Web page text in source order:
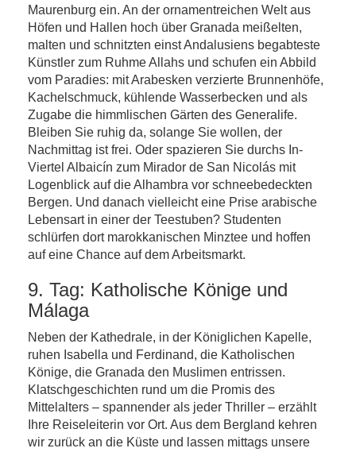
Maurenburg ein. An der ornamentreichen Welt aus
Höfen und Hallen hoch über Granada meißelten,
malten und schnitzten einst Andalusiens begabteste
Künstler zum Ruhme Allahs und schufen ein Abbild
vom Paradies: mit Arabesken verzierte Brunnenhöfe,
Kachelschmuck, kühlende Wasserbecken und als
Zugabe die himmlischen Gärten des Generalife.
Bleiben Sie ruhig da, solange Sie wollen, der
Nachmittag ist frei. Oder spazieren Sie durchs In-
Viertel Albaicín zum Mirador de San Nicolás mit
Logenblick auf die Alhambra vor schneebedeckten
Bergen. Und danach vielleicht eine Prise arabische
Lebensart in einer der Teestuben? Studenten
schlürfen dort marokkanischen Minztee und hoffen
auf eine Chance auf dem Arbeitsmarkt.
9. Tag: Katholische Könige und
Málaga
Neben der Kathedrale, in der Königlichen Kapelle,
ruhen Isabella und Ferdinand, die Katholischen
Könige, die Granada den Muslimen entrissen.
Klatschgeschichten rund um die Promis des
Mittelalters – spannender als jeder Thriller – erzählt
Ihre Reiseleiterin vor Ort. Aus dem Bergland kehren
wir zurück an die Küste und lassen mittags unsere